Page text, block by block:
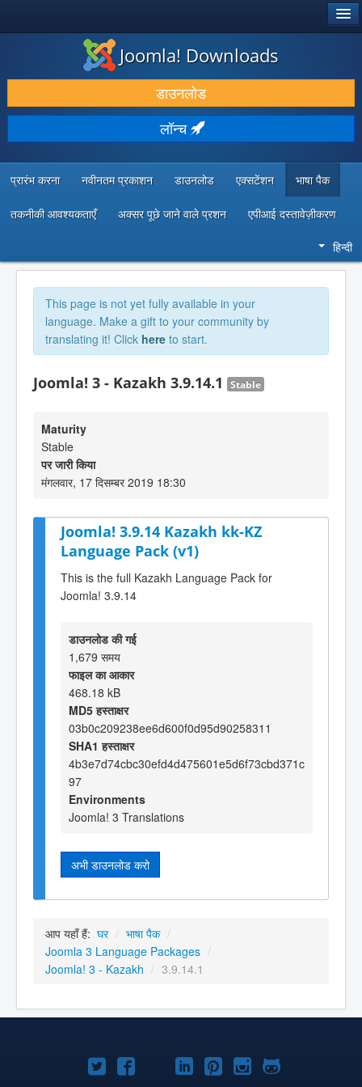
डाउनलोड करें और बढ़ाएं
खोजें और जानें
सामुदायिक समर्थन
डेवलपर संसाधन
Joomla! Downloads
डाउनलोड
लॉन्च
प्रारंभ करना नवीनतम प्रकाशन डाउनलोड एक्सटेंशन भाषा पैक
तकनीकी आवश्यकताएँ अक्सर पूछे जाने वाले प्रशन एपीआई दस्तावेज़ीकरण
हिन्दी
This page is not yet fully available in your
language. Make a gift to your community by
translating it! Click here to start.
Joomla! 3 - Kazakh 3.9.14.1 Stable
Maturity
Stable
पर जारी किया
मंगलवार, 17 दिसम्बर 2019 18:30
Joomla! 3.9.14 Kazakh kk-KZ
Language Pack (v1)
This is the full Kazakh Language Pack for
Joomla! 3.9.14
डाउनलोड की गई
1,679 समय
फाइल का आकार
468.18 kB
MD5 हस्ताक्षर
03b0c209238ee6d600f0d95d90258311
SHA1 हस्ताक्षर
4b3e7d74cbc30efd4d475601e5d6f73cbd371c
97
Environments
Joomla! 3 Translations
अभी डाउनलोड करो
आप यहाँ हैं: घर / भाषा पैक /
Joomla 3 Language Packages /
Joomla! 3 - Kazakh / 3.9.14.1
Joomla!Joomla!Joomla!
Joomla!Joomla!
Joomla!Joomla!